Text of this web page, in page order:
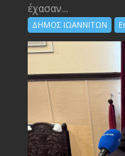
έχασαν...
ΔΗΜΟΣ ΙΩΑΝΝΙΤΩΝ